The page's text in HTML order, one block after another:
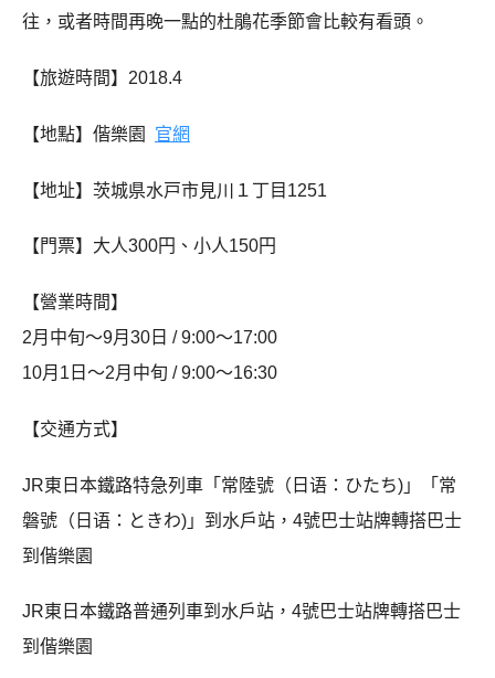
往，或者時間再晚一點的杜鵑花季節會比較有看頭。
【旅遊時間】2018.4
【地點】偕樂園 官網
【地址】茨城県水戸市見川１丁目1251
【門票】大人300円、小人150円
【營業時間】
2月中旬～9月30日 / 9:00～17:00
10月1日～2月中旬 / 9:00～16:30
【交通方式】
JR東日本鐵路特急列車「常陸號（日语：ひたち)」「常
磐號（日语：ときわ)」到水戶站，4號巴士站牌轉搭巴士
到偕樂園
JR東日本鐵路普通列車到水戶站，4號巴士站牌轉搭巴士
到偕樂園